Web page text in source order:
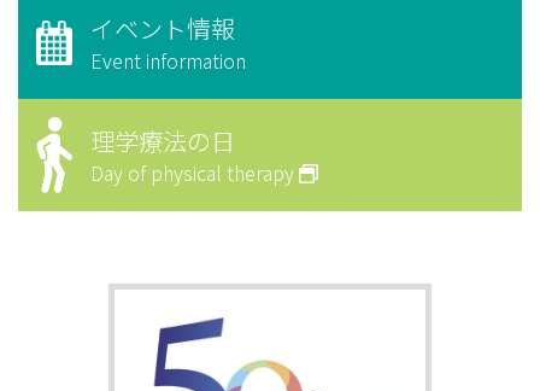
イベント情報
Event information
理学療法の日
Day of physical therapy